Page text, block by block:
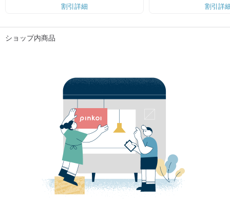
割引詳細
割引詳
ショップ内商品